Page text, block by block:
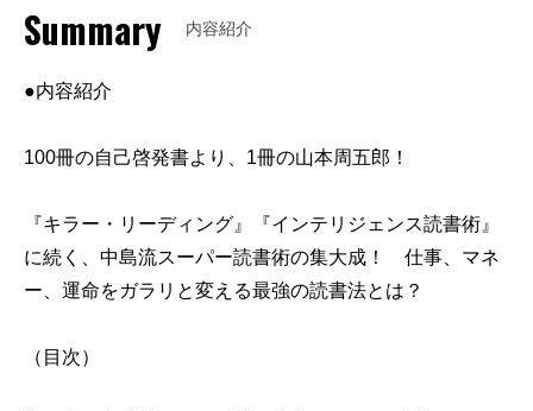
Summary 内容紹介
●内容紹介
100冊の自己啓発書より、1冊の山本周五郎！
『キラー・リーディング』『インテリジェンス読書術』
に続く、中島流スーパー読書術の集大成！ 仕事、マネ
ー、運命をガラリと変える最強の読書法とは？
（目次）